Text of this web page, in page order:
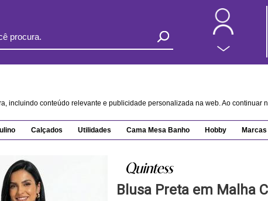
incluindo conteúdo relevante e publicidade personalizada na web. Ao continuar
Calçados Utilidades Cama Mesa Banho Hobby Marcas
Blusa Preta em Malha